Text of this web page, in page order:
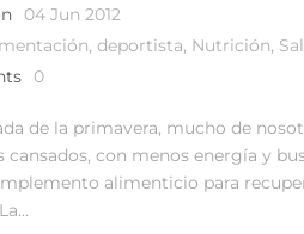
04 Jun 2012
, deportista, Nutrición,
0
de la primavera, mucho de
cansados, con menos energía y
alimenticio para